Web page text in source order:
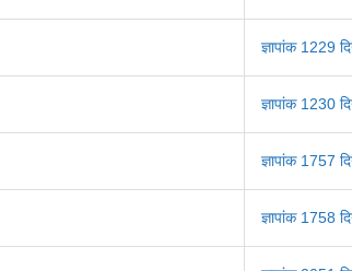
ज्ञापांक 1229
ज्ञापांक 1230
ज्ञापांक 1757
ज्ञापांक 1758